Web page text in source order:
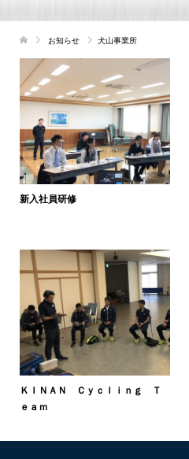
お知らせ 犬山事業所
新入社員研修
ＫＩＮＡＮ Ｃｙｃｌｉｎｇ Ｔ
ｅａｍ